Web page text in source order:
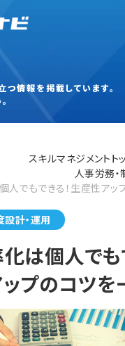
情報を掲載しています。
スキルマネジメントト
人事労務・
人でもできる！生産性アッ
設計・運用
は個人でも
プのコツを